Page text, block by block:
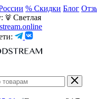
% Скидки Блог
Светлая